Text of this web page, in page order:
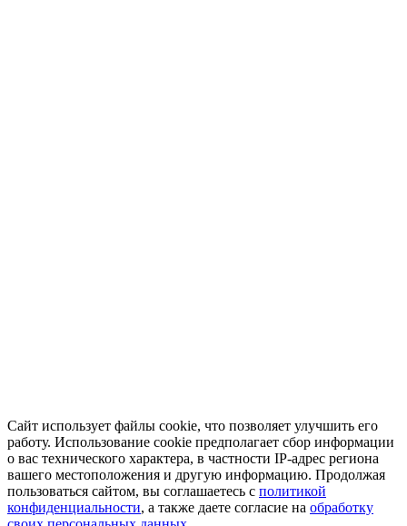
Сайт использует файлы cookie, что позволяет улучшить его
работу. Использование cookie предполагает сбор информации
о вас технического характера, в частности IP-адрес региона
вашего местоположения и другую информацию. Продолжая
пользоваться сайтом, вы соглашаетесь с политикой
конфиденциальности, а также даете согласие на обработку